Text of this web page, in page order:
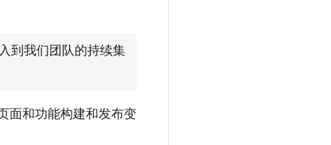
到我们团队的持续集
面和功能构建和发布变